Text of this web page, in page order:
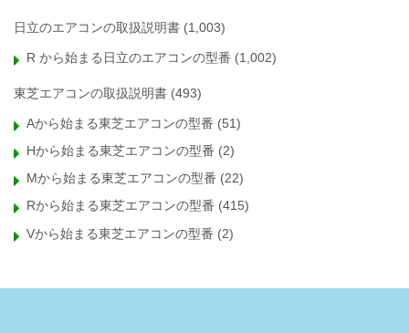
日立のエアコンの取扱説明書 (1,003)
R から始まる日立のエアコンの型番 (1,002)
東芝エアコンの取扱説明書 (493)
Aから始まる東芝エアコンの型番 (51)
Hから始まる東芝エアコンの型番 (2)
Mから始まる東芝エアコンの型番 (22)
Rから始まる東芝エアコンの型番 (415)
Vから始まる東芝エアコンの型番 (2)